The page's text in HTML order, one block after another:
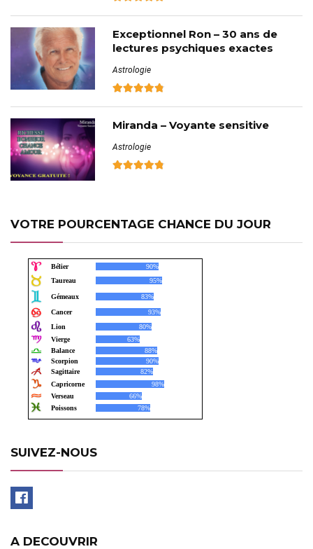
Exceptionnel Ron – 30 ans de
lectures psychiques exactes
Astrologie
Miranda – Voyante sensitive
Astrologie
VOTRE POURCENTAGE CHANCE DU JOUR
SUIVEZ-NOUS
A DECOUVRIR